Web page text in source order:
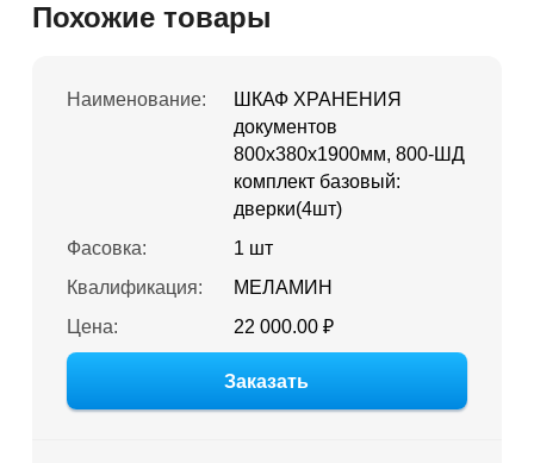
Похожие товары
Наименование:
ШКАФ ХРАНЕНИЯ
документов
800х380х1900мм, 800-ШД
комплект базовый:
дверки(4шт)
Фасовка:
1 шт
Квалификация:
МЕЛАМИН
Цена:
22 000.00 ₽
Заказать